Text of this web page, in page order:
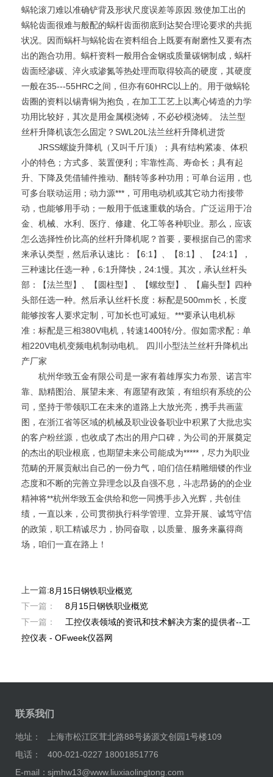
蜗轮滚刀难以准确铲背及形状尺度误差等原因.致使加工出的
蜗轮齿面很难与般配的蜗杆齿面彻底到达契合理论要求的共扼
状况。因而蜗杆与蜗轮齿在资料组合上既要有耐磨性又要有杰
出的跑合功用。蜗杆资料一般用合金钢或质量碳钢制成，蜗杆
齿面经渗碳、淬火或渗氮等热处理而取得较高的硬度，其硬度
一般在35---55HRC之间，但亦有60HRC以上的。用于做蜗轮
齿圈的资料以锡青铜为抱负，在加工工艺上以离心铸造的力学
功用比较好，其次是用金属模浇铸，不必砂模浇铸。 法兰型
丝杆升降机该怎么固定？SWL20L法兰丝杆升降机进货
JRSS螺旋升降机（又叫千斤顶）；具有结构紧凑、体积
小的特色；方式多、装置便利；牢靠性高、寿命长；具有起
升、下降及凭借辅件推动、翻转等多种功用；可单台运用，也
可多台联动运用；动力源***，可用电动机或其它动力衔接带
动，也能够用手动；一般用于低速重载的场合。广泛运用于冶
金、机械、水利、医疗、修建、化工等各种职业。那么，应该
怎么选择性价比高的丝杆升降机呢？首要，要根据自己的需求
来承认类型，然后承认速比：【6:1】、【8:1】、【24:1】，
三种速比任选一种，6:1升降快，24:1慢。其次，承认丝杆头
部：【法兰型】、【圆柱型】、【螺纹型】、【扁头型】四种
头部任选一种。然后承认丝杆长度：标配是500mm长，长度
能够按客人要求定制，可加长也可减短。***要承认电机标
准：标配是三相380V电机，转速1400转/分。假如需求配：单
相220V电机变频电机制动电机。 四川小型法兰丝杆升降机出
产厂家
杭州华致五金有限公司是一家有着雄厚实力布景、诺言牢
靠、励精图治、展望未来、有愿望有政策，有组织有系统的公
司，坚持于带领职工在未来的道路上大放光亮，携手共画蓝
图，在浙江省等区域的机械及职业设备职业中积累了大批忠实
的客户粉丝源，也收成了杰出的用户口碑，为公司的开展奠定
的杰出的职业根底，也期望未来公司能成为*****，尽力为职业
范畴的开展贡献出自己的一份力气，咱们信任精雕细镂的作业
态度和不断的完善立异理念以及自强不息，斗志昂扬的的企业
精神将**杭州华致五金供给和您一同携手步入光辉，共创佳
绩，一直以来，公司贯彻执行科学管理、立异开展、诚笃守信
的政策，职工精诚尽力，协同奋取，以质量、服务来赢得商
场，咱们一直在路上！
上一篇:8月15日钢铁职业概览
下一篇：
8月15日钢铁职业概览
下一篇：
工控仪表领域的资讯和技术解决方案的提供者--工
控仪表 - OFweek仪器网
联系我们
地址：
上海市松江区茸北路88号扬源文创园1号楼109
电话：
400-021-0227 18001851776
E-mail：sjmhw13@www.liuxiaolingtong.com